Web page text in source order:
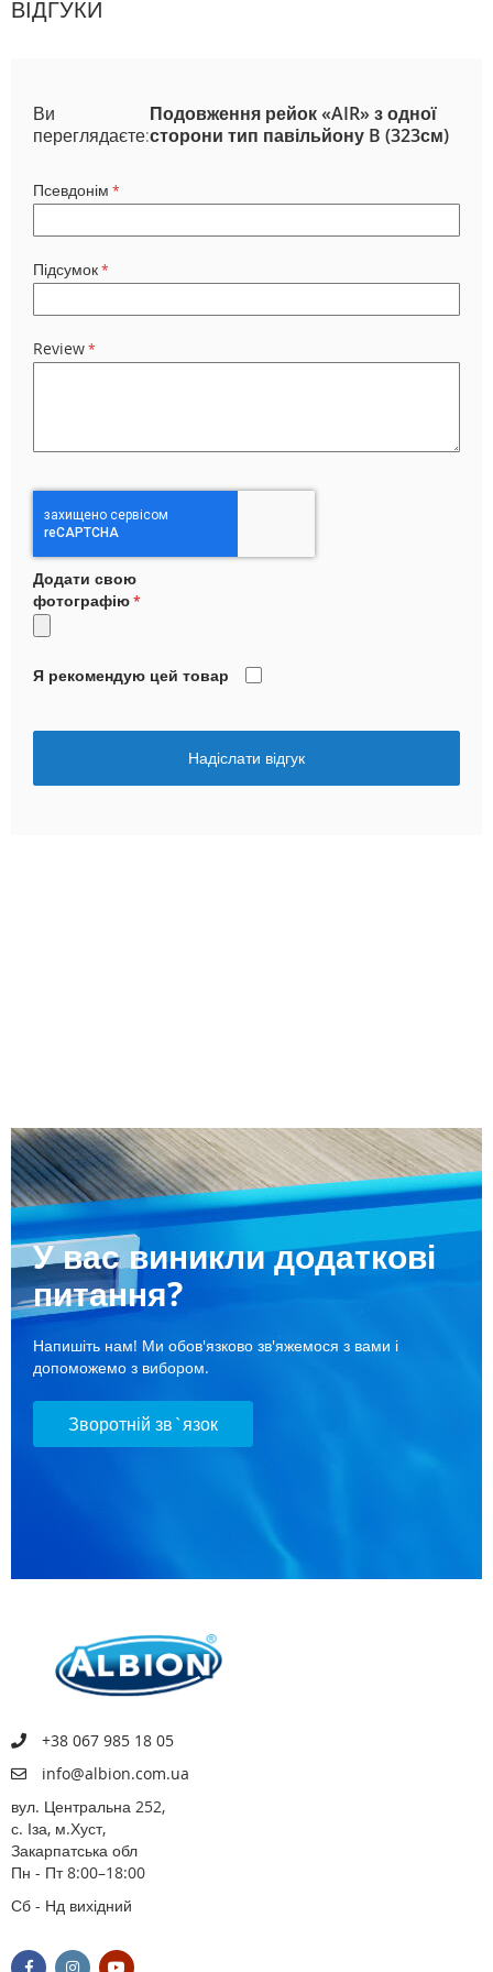
ВІДГУКИ
Ви
переглядаєте:
Подовження рейок «AIR» з одної
сторони тип павільйону B (323см)
Псевдонім
Підсумок
Review
Додати свою
фотографію
Я рекомендую цей товар
Надіслати відгук
У вас виникли додаткові
питання?
Напишіть нам! Ми обов'язково зв'яжемося з вами і
допоможемо з вибором.
Зворотній зв`язок
+38 067 985 18 05
info@albion.com.ua
вул. Центральна 252,
с. Іза, м.Хуст,
Закарпатська обл
Пн - Пт 8:00–18:00
Сб - Нд вихідний